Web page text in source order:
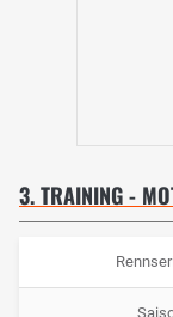
3. TRAINING -